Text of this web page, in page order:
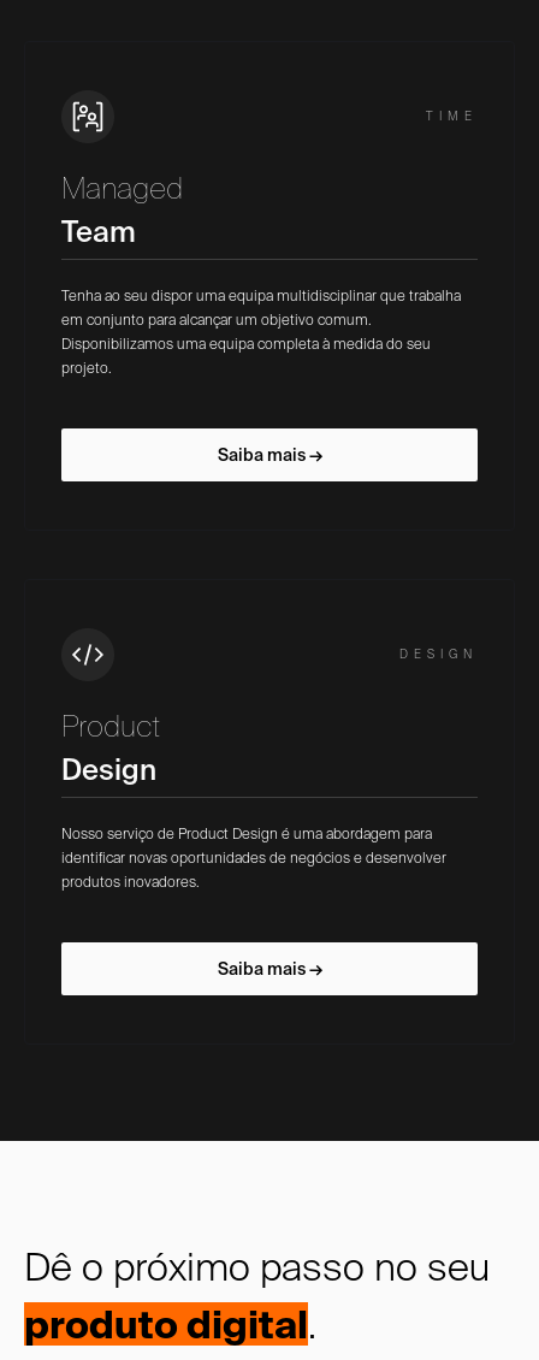
TIME
Managed
Team
Tenha ao seu dispor uma equipa multidisciplinar que trabalha
em conjunto para alcançar um objetivo comum.
Disponibilizamos uma equipa completa à medida do seu
projeto.
Saiba mais →
DESIGN
Product
Design
Nosso serviço de Product Design é uma abordagem para
identificar novas oportunidades de negócios e desenvolver
produtos inovadores.
Saiba mais →
Dê o próximo passo no seu
produto digital.